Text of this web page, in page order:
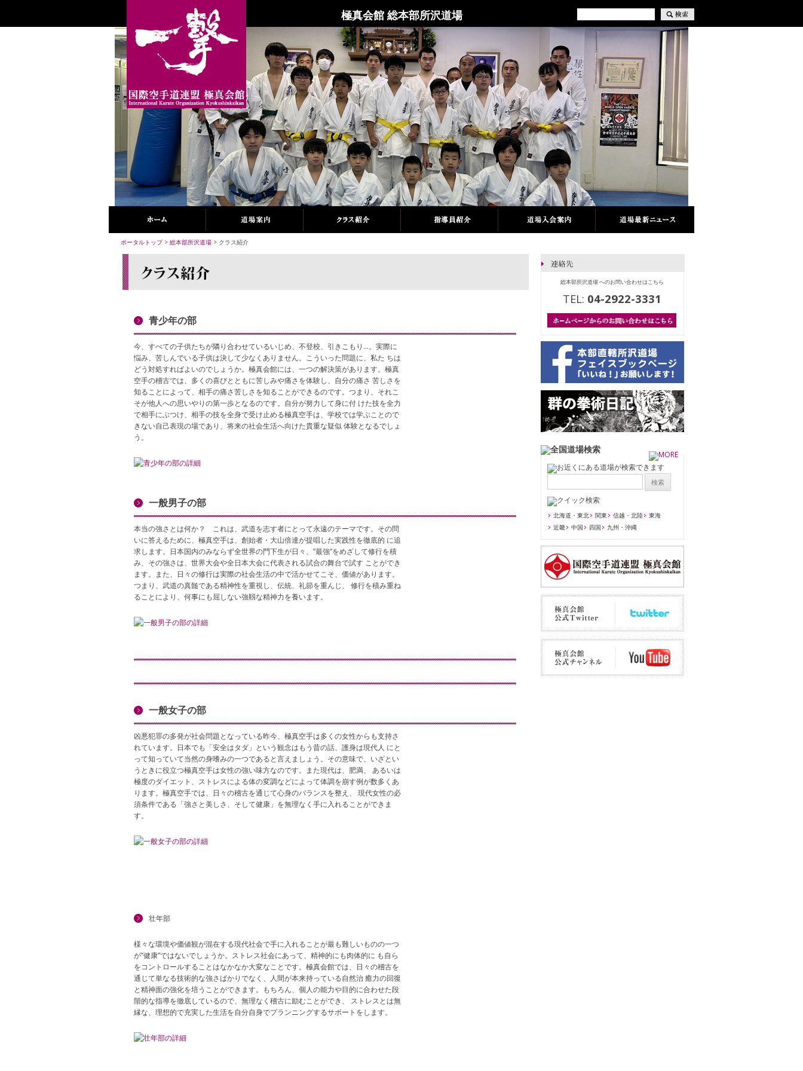
極真会館 総本部所沢道場
ポータルトップ> 総本部所沢道場 > クラス紹介
青少年の部
今、すべての子供たちが隣り合わせているいじめ、不登校、引きこもり…。実際に
悩み、苦しんでいる子供は決して少なくありません。こういった問題に、私た ちは
どう対処すればよいのでしょうか。極真会館には、一つの解決策があります。極真
空手の稽古では、多くの喜びとともに苦しみや痛さを体験し、自分の痛さ 苦しさを
知ることによって、相手の痛さ苦しさを知ることができるのです。つまり、それこ
そが他人への思いやりの第一歩となるのです。自分が努力して身に付 けた技を全力
で相手にぶつけ、相手の技を全身で受け止める極真空手は、学校では学ぶことので
きない自己表現の場であり、将来の社会生活へ向けた貴重な疑似 体験となるでしょ
う。
一般男子の部
本当の強さとは何か？ これは、武道を志す者にとって永遠のテーマです。その問
いに答えるために、極真空手は、創始者・大山倍達が提唱した実践性を徹底的 に追
求します。日本国内のみならず全世界の門下生が日々、”最強”をめざして修行を積
み、その強さは、世界大会や全日本大会に代表される試合の舞台で試す ことができ
ます。また、日々の修行は実際の社会生活の中で活かせてこそ、価値があります。
つまり、武道の真髄である精神性を重視し、伝統、礼節を重んじ、 修行を積み重ね
ることにより、何事にも屈しない強靱な精神力を養います。
一般女子の部
凶悪犯罪の多発が社会問題となっている昨今、極真空手は多くの女性からも支持さ
れています。日本でも「安全はタダ」という観念はもう昔の話、護身は現代人 にと
って知っていて当然の身嗜みの一つであると言えましょう。その意味で、いざとい
うときに役立つ極真空手は女性の強い味方なのです。また現代は、肥満、 あるいは
極度のダイエット、ストレスによる体の変調などによって体調を崩す例が数多くあ
ります。極真空手では、日々の稽古を通じて心身のバランスを整え、 現代女性の必
須条件である「強さと美しさ、そして健康」を無理なく手に入れることができま
す。
壮年部
様々な環境や価値観が混在する現代社会で手に入れることが最も難しいものの一つ
が”健康”ではないでしょうか。ストレス社会にあって、精神的にも肉体的に も自ら
をコントロールすることはなかなか大変なことです。極真会館では、日々の稽古を
通じて単なる技術的な強さばかりでなく、人間が本来持っている自然治 癒力の回復
と精神面の強化を培うことができます。もちろん、個人の能力や目的に合わせた段
階的な指導を徹底しているので、無理なく稽古に励むことができ、 ストレスとは無
縁な、理想的で充実した生活を自分自身でプランニングするサポートをします。
総本部所沢道場 へのお問い合わせはこちら
TEL: 04-2922-3331
北海道・東北 関東 信越・北陸
東海
近畿
中国 四国 九州・沖縄